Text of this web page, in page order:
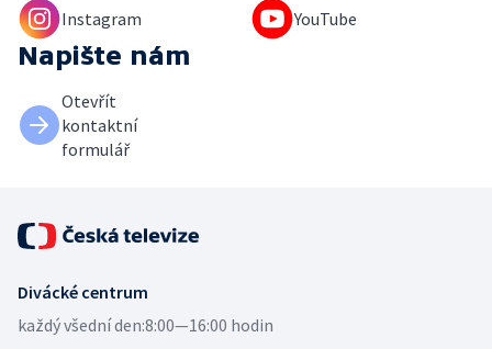
Instagram YouTube
Napište nám
Otevřít
kontaktní
formulář
Divácké centrum
každý všední den:8:00—16:00 hodin